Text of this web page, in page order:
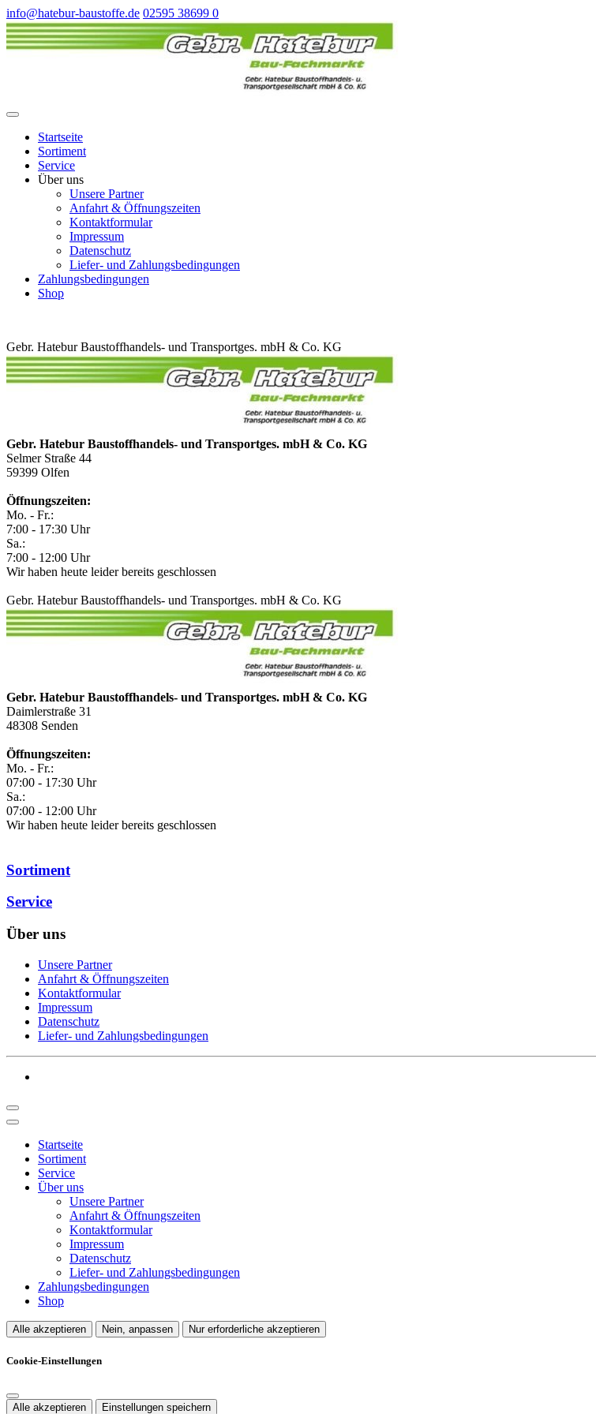
info@hatebur-baustoffe.de 02595 38699 0
Startseite
Sortiment
Service
Über uns
Unsere Partner
Anfahrt & Öffnungszeiten
Kontaktformular
Impressum
Datenschutz
Liefer- und Zahlungsbedingungen
Zahlungsbedingungen
Shop
Gebr. Hatebur Baustoffhandels- und Transportges. mbH & Co. KG
Gebr. Hatebur Baustoffhandels- und Transportges. mbH & Co. KG
Selmer Straße 44
59399 Olfen
Öffnungszeiten:
Mo. - Fr.:
7:00 - 17:30 Uhr
Sa.:
7:00 - 12:00 Uhr
Wir haben heute leider bereits geschlossen
Gebr. Hatebur Baustoffhandels- und Transportges. mbH & Co. KG
Gebr. Hatebur Baustoffhandels- und Transportges. mbH & Co. KG
Daimlerstraße 31
48308 Senden
Öffnungszeiten:
Mo. - Fr.:
07:00 - 17:30 Uhr
Sa.:
07:00 - 12:00 Uhr
Wir haben heute leider bereits geschlossen
Sortiment
Service
Über uns
Unsere Partner
Anfahrt & Öffnungszeiten
Kontaktformular
Impressum
Datenschutz
Liefer- und Zahlungsbedingungen
Startseite
Sortiment
Service
Über uns
Unsere Partner
Anfahrt & Öffnungszeiten
Kontaktformular
Impressum
Datenschutz
Liefer- und Zahlungsbedingungen
Zahlungsbedingungen
Shop
Alle akzeptieren Nein, anpassen Nur erforderliche akzeptieren
Cookie-Einstellungen
Alle akzeptieren Einstellungen speichern